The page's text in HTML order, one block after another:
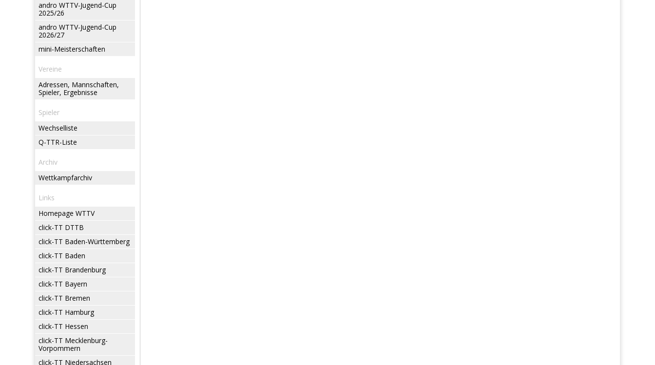
andro WTTV-Jugend-Cup
2025/26
andro WTTV-Jugend-Cup
2026/27
mini-Meisterschaften
Vereine
Adressen, Mannschaften,
Spieler, Ergebnisse
Spieler
Wechselliste
Q-TTR-Liste
Archiv
Wettkampfarchiv
Links
Homepage WTTV
click-TT DTTB
click-TT Baden-Württemberg
click-TT Baden
click-TT Brandenburg
click-TT Bayern
click-TT Bremen
click-TT Hamburg
click-TT Hessen
click-TT Mecklenburg-
Vorpommern
click-TT Niedersachsen